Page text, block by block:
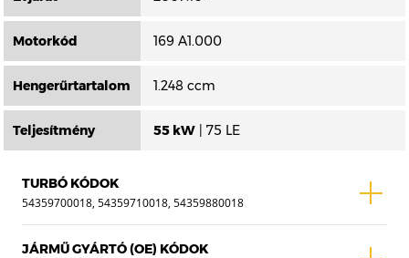
Motorkód 169 A1.000
Hengerűrtartalom 1.248 ccm
Teljesítmény 55 kW | 75 LE
TURBÓ KÓDOK
54359700018, 54359710018, 54359880018
JÁRMŰ GYÁRTÓ (OE) KÓDOK